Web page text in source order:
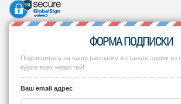
ФОРМА ПОДПИСКИ
Подпишитесь на нашу рассылку и станьте одним из
курсе всех новостей!
Ваш email адрес